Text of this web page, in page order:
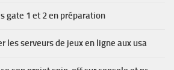
gate 1 et 2 en préparation
les serveurs de jeux en ligne aux usa